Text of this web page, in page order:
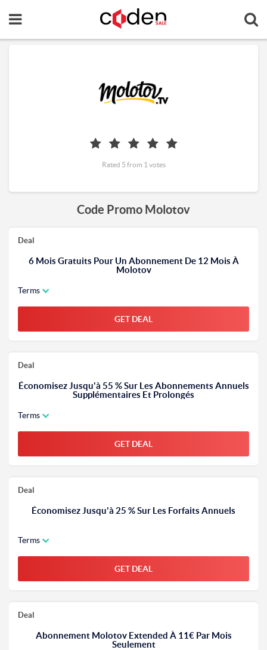
Code Promo Molotov
Deal
6 Mois Gratuits Pour Un Abonnement De 12 Mois À
Molotov
Terms
GET DEAL
Deal
Économisez Jusqu'à 55 % Sur Les Abonnements Annuels
Supplémentaires Et Prolongés
Terms
GET DEAL
Deal
Économisez Jusqu'à 25 % Sur Les Forfaits Annuels
Terms
GET DEAL
Deal
Abonnement Molotov Extended À 11€ Par Mois
Seulement
Rated 5 from 1 votes